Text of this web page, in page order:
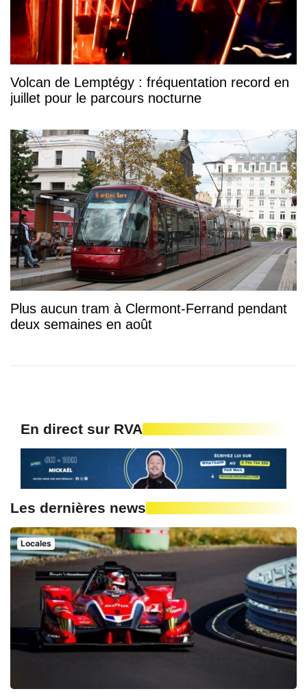
Volcan de Lemptégy : fréquentation record en
juillet pour le parcours nocturne
Plus aucun tram à Clermont-Ferrand pendant
deux semaines en août
En direct sur RVA
Les dernières news
Locales